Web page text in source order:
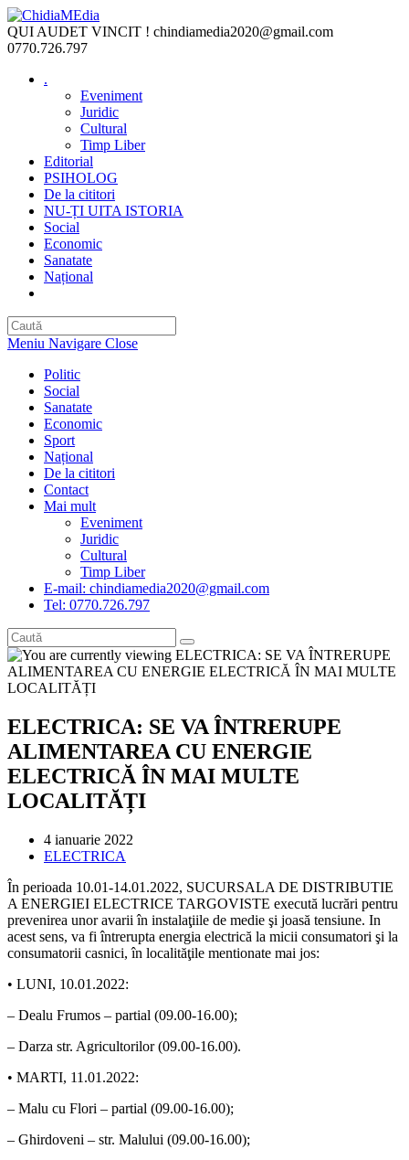
Skip
to
content
QUI AUDET VINCIT ! chindiamedia2020@gmail.com
0770.726.797
.
Eveniment
Juridic
Cultural
Timp Liber
Editorial
PSIHOLOG
De la cititori
NU-ȚI UITA ISTORIA
Social
Economic
Sanatate
Național
Meniu Navigare Close
Politic
Social
Sanatate
Economic
Sport
Național
De la cititori
Contact
Mai mult
Eveniment
Juridic
Cultural
Timp Liber
E-mail: chindiamedia2020@gmail.com
Tel: 0770.726.797
ELECTRICA: SE VA ÎNTRERUPE
ALIMENTAREA CU ENERGIE
ELECTRICĂ ÎN MAI MULTE
LOCALITĂȚI
Post
published:
4 ianuarie 2022
Post
ELECTRICA
În perioada 10.01-14.01.2022, SUCURSALA DE DISTRIBUTIE
A ENERGIEI ELECTRICE TARGOVISTE execută lucrări pentru
prevenirea unor avarii în instalaţiile de medie şi joasă tensiune. In
acest sens, va fi întrerupta energia electrică la micii consumatori şi la
consumatorii casnici, în localităţile mentionate mai jos:
• LUNI, 10.01.2022:
– Dealu Frumos – partial (09.00-16.00);
– Darza str. Agricultorilor (09.00-16.00).
• MARTI, 11.01.2022:
– Malu cu Flori – partial (09.00-16.00);
– Ghirdoveni – str. Malului (09.00-16.00);